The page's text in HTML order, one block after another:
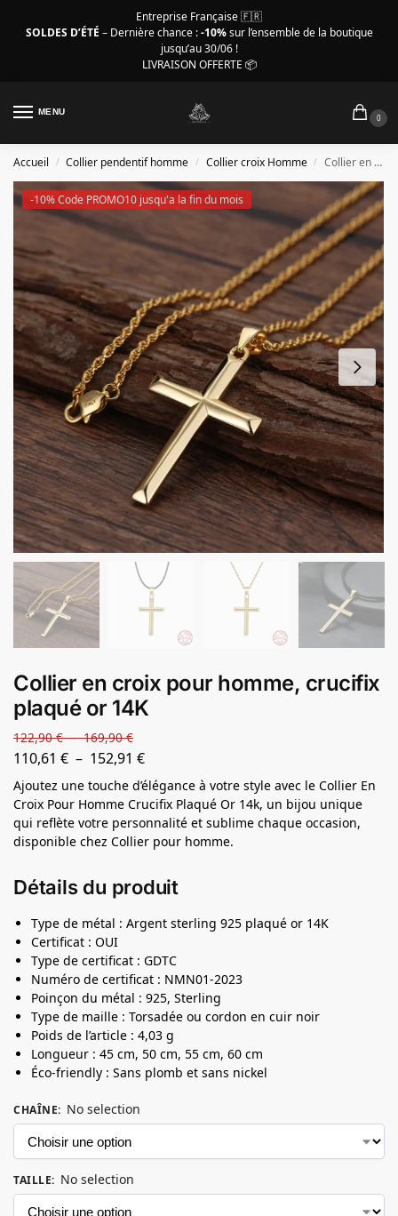
Entreprise Française 🇫🇷
SOLDES D’ÉTÉ – Dernière chance :-10%sur l’ensemble de la boutique
jusqu’au 30/06 !
LIVRAISON OFFERTE 📦
MENU
0
Accueil / Collier pendentif homme / Collier croix Homme / Collier en croix pour homme, crucifix plaqué or 14K
-10% Code PROMO10 jusqu'a la fin du mois
Collier en croix pour homme, crucifix
plaqué or 14K
122,90€ – 169,90€
110,61 € – 152,91 €
Ajoutez une touche d’élégance à votre style avec le Collier En
Croix Pour Homme Crucifix Plaqué Or 14k, un bijou unique
qui reflète votre personnalité et sublime chaque occasion,
disponible chez Collier pour homme.
Détails du produit
Type de métal : Argent sterling 925 plaqué or 14K
Certificat : OUI
Type de certificat : GDTC
Numéro de certificat : NMN01-2023
Poinçon du métal : 925, Sterling
Type de maille : Torsadée ou cordon en cuir noir
Poids de l’article : 4,03 g
Longueur : 45 cm, 50 cm, 55 cm, 60 cm
Éco-friendly : Sans plomb et sans nickel
CHAÎNE: No selection
TAILLE: No selection